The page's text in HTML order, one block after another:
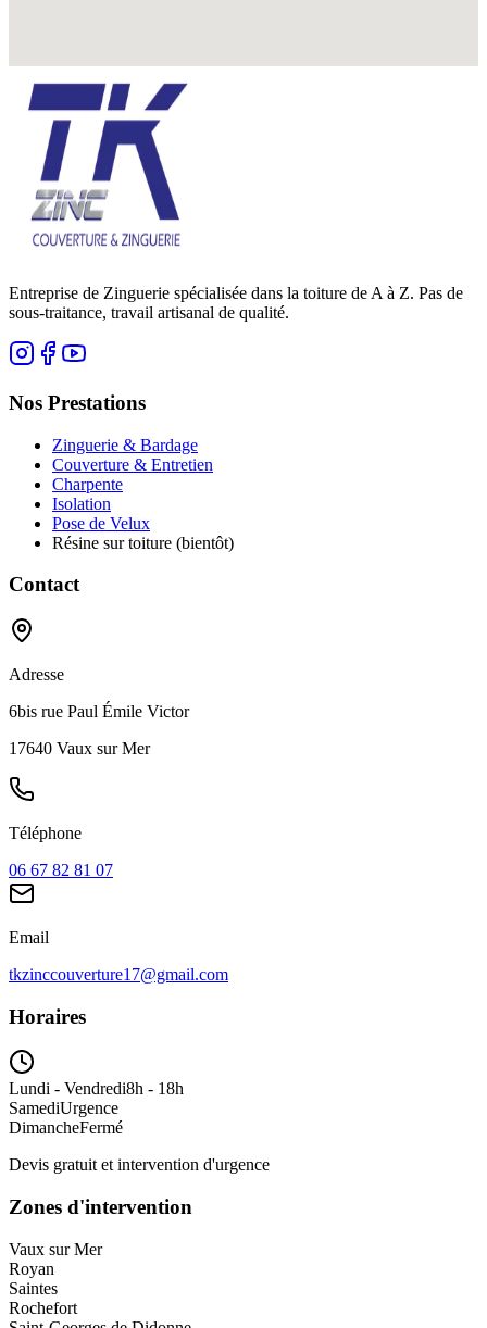
Entreprise de Zinguerie spécialisée dans la toiture de A à Z. Pas de
sous-traitance, travail artisanal de qualité.
Nos Prestations
Zinguerie & Bardage
Couverture & Entretien
Charpente
Isolation
Pose de Velux
Résine sur toiture (bientôt)
Contact
Adresse
6bis rue Paul Émile Victor
17640 Vaux sur Mer
Téléphone
06 67 82 81 07
Email
tkzinccouverture17@gmail.com
Horaires
Lundi - Vendredi8h - 18h
SamediUrgence
DimancheFermé
Devis gratuit et intervention d'urgence
Zones d'intervention
Vaux sur Mer
Royan
Saintes
Rochefort